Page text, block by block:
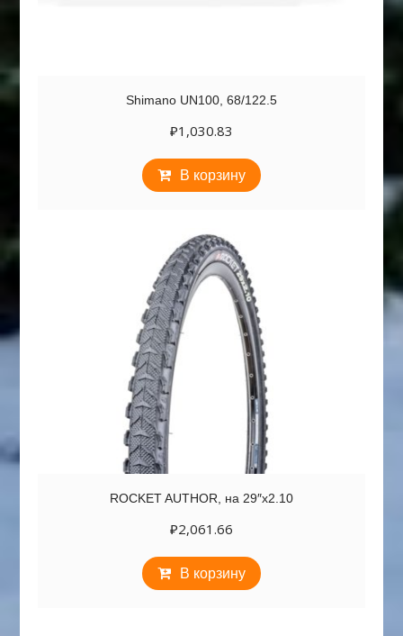
Shimano UN100, 68/122.5
₽1,030.83
В корзину
ROCKET AUTHOR, на 29″х2.10
₽2,061.66
В корзину